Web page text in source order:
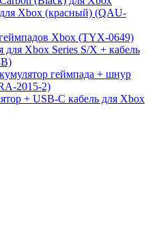
Xbox (красный) (QAU-
Xbox (TYX-0649)
для Xbox Series S/X + кабель
геймпада + шнур
2015-2)
+ USB-C кабель для Xbox